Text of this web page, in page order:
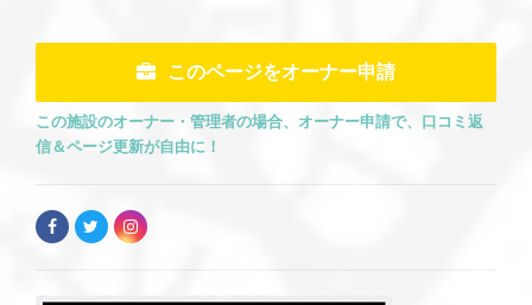
このページをオーナー申請
この施設のオーナー・管理者の場合、オーナー申請で、口コミ返
信＆ページ更新が自由に！